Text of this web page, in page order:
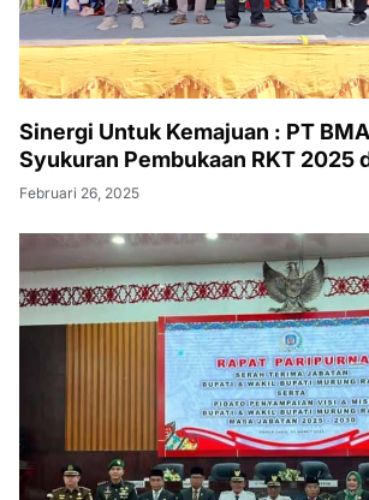
Sinergi Untuk Kemajuan : PT
Syukuran Pembukaan RKT 2025
Februari 26, 2025